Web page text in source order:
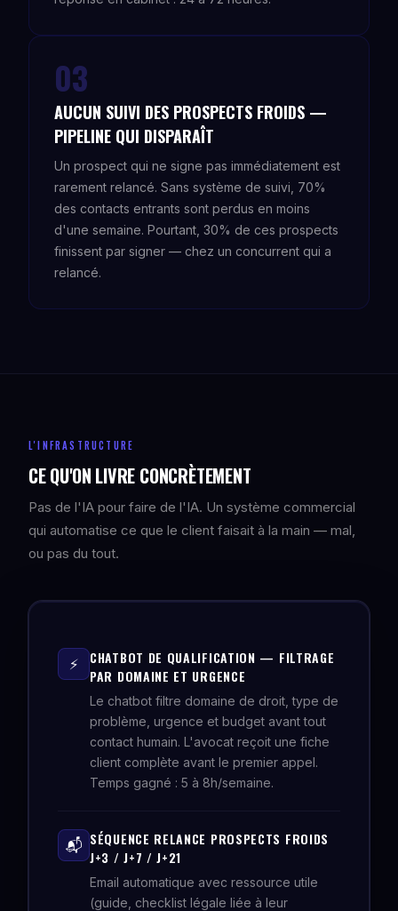
03
AUCUN SUIVI DES PROSPECTS FROIDS —
PIPELINE QUI DISPARAÎT
Un prospect qui ne signe pas immédiatement est
rarement relancé. Sans système de suivi, 70%
des contacts entrants sont perdus en moins
d'une semaine. Pourtant, 30% de ces prospects
finissent par signer — chez un concurrent qui a
relancé.
L'INFRASTRUCTURE
CE QU'ON LIVRE CONCRÈTEMENT
Pas de l'IA pour faire de l'IA. Un système commercial
qui automatise ce que le client faisait à la main — mal,
ou pas du tout.
⚡
CHATBOT DE QUALIFICATION — FILTRAGE
PAR DOMAINE ET URGENCE
Le chatbot filtre domaine de droit, type de
problème, urgence et budget avant tout
contact humain. L'avocat reçoit une fiche
client complète avant le premier appel.
Temps gagné : 5 à 8h/semaine.
📬 SÉQUENCE RELANCE PROSPECTS FROIDS
J+3 / J+7 / J+21
Email automatique avec ressource utile
(guide, checklist légale liée à leur